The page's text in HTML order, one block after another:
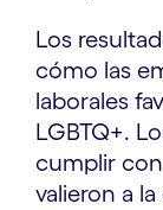
Los
cómo las
laborales
LGBTQ+.
cumplir
valieron a